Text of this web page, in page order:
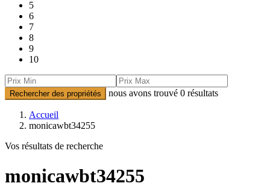
5
6
7
8
9
10
Rechercher des propriétés nous avons trouvé 0 résultats
Accueil
monicawbt34255
Vos résultats de recherche
monicawbt34255